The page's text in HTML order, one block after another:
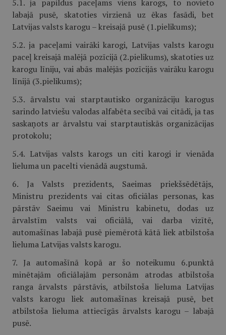
5.1. ja papildus paceļams viens karogs, to novieto
labajā pusē, skatoties virzienā uz ēkas fasādi, bet
Latvijas valsts karogu – kreisajā pusē (1.pielikums);
5.2. ja paceļami vairāki karogi, Latvijas valsts karogu
paceļ kreisajā malējā pozīcijā (2.pielikums), skatoties uz
karogu līniju, vai abās malējās pozīcijās vairāku karogu
līnijā (3.pielikums);
5.3. ārvalstu vai starptautisko organizāciju karogus
sarindo latviešu valodas alfabēta secībā vai citādi, ja tas
saskaņots ar ārvalstu vai starptautiskās organizācijas
protokolu;
5.4. Latvijas valsts karogs un citi karogi ir vienāda
lieluma un pacelti vienādā augstumā.
6. Ja Valsts prezidents, Saeimas priekšsēdētājs,
Ministru prezidents vai citas oficiālas personas, kas
pārstāv Saeimu vai Ministru kabinetu, dodas uz
ārvalstīm valsts vai oficiālā, vai darba vizītē,
automašīnas labajā pusē piemērotā kātā liek atbilstoša
lieluma Latvijas valsts karogu.
7. Ja automašīnā kopā ar šo noteikumu 6.punktā
minētajām oficiālajām personām atrodas atbilstoša
ranga ārvalsts pārstāvis, atbilstoša lieluma Latvijas
valsts karogu liek automašīnas kreisajā pusē, bet
atbilstoša lieluma attiecīgās ārvalsts karogu – labajā
pusē.